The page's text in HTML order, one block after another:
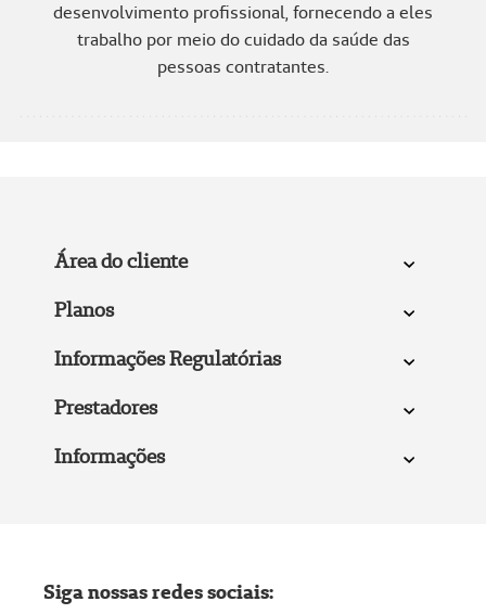
desenvolvimento profissional, fornecendo a eles
trabalho por meio do cuidado da saúde das
pessoas contratantes.
Área do cliente
Planos
Informações Regulatórias
Prestadores
Informações
Siga nossas redes sociais: